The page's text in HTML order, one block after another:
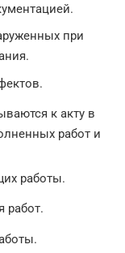
при
к акту в
работ и
работы.
работ.